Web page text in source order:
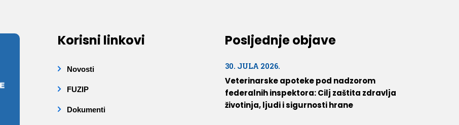
Korisni linkovi
Novosti
FUZIP
Dokumenti
Posljednje objave
30. JULA 2026.
Veterinarske apoteke pod nadzorom
federalnih inspektora: Cilj zaštita zdravlja
životinja, ljudi i sigurnosti hrane